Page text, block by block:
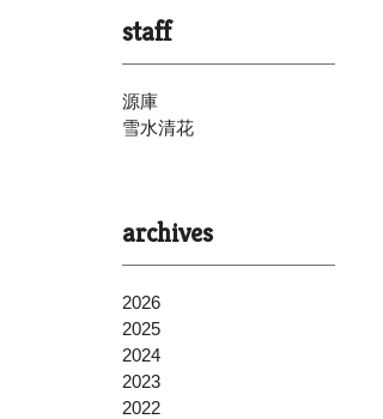
staff
源庫
雪水清花
archives
2026
2025
2024
2023
2022